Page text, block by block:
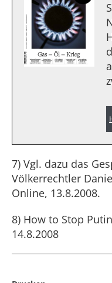
7) Vgl. dazu das
Völkerrechtler
Online, 13.8.2008.
8) How to Stop
14.8.2008